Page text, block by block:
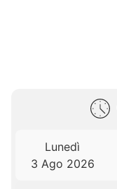
Lunedì
3 Ago 2026